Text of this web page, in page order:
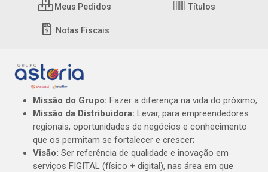
Meus Pedidos Títulos
Notas Fiscais
Missão do Grupo: Fazer a diferença na vida do próximo;
Missão da Distribuidora: Levar, para empreendedores
regionais, oportunidades de negócios e conhecimento
que os permitam se fortalecer e crescer;
Visão: Ser referência de qualidade e inovação em
serviços FIGITAL (físico + digital), nas área em que